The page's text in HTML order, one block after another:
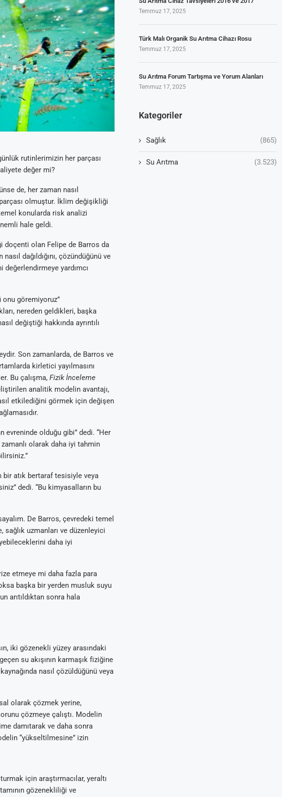
rutinlerimizin her parçası
değer mi?
de, her zaman nasıl
parçası olmuştur. İklim değişikliği
konularda risk analizi
hale geldi.
doçenti olan Felipe de Barros da
dağıldığını, çözündüğünü ve
yardımcı
onu göremiyoruz”
nereden geldikleri, başka
değiştiği hakkında ayrıntılı
Son zamanlarda, de Barros ve
kirletici yayılmasını
Bu çalışma, Fizik İnceleme
analitik modelin avantajı,
etkilediğini görmek için değişen
olduğu gibi” dedi. “Her
olarak daha iyi tahmin
bir atık bertaraf tesisiyle veya
dedi. “Bu kimyasalların bu
De Barros, çevredeki temel
uzmanları ve düzenleyici
daha iyi
etmeye mi daha fazla para
başka bir yerden musluk suyu
arıtıldıktan sonra hala
iki gözenekli yüzey arasındaki
su akışının karmaşık fiziğine
nasıl çözüldüğünü veya
olarak çözmek yerine,
çözmeye çalıştı. Modelin
damıtarak ve daha sonra
“yükseltilmesine” izin
için araştırmacılar, yeraltı
gözenekliliği ve
Temmuz 17, 2025
Türk Malı Organik Su Arıtma Cihazı Rosu
Temmuz 17, 2025
Su Arıtma Forum Tartışma ve Yorum Alanları
Temmuz 17, 2025
Kategoriler
Sağlık (865)
Su Arıtma (3.523)